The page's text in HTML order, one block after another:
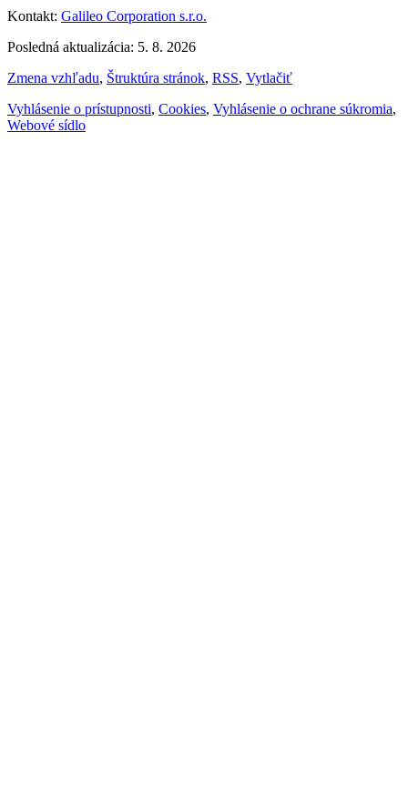
Kontakt: Galileo Corporation s.r.o.
Posledná aktualizácia: 5. 8. 2026
Zmena vzhľadu, Štruktúra stránok, RSS, Vytlačiť
Vyhlásenie o prístupnosti, Cookies, Vyhlásenie o ochrane súkromia,
Webové sídlo